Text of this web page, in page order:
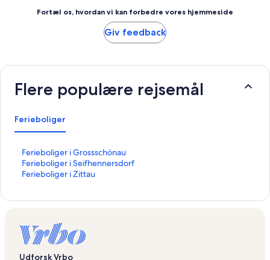
Fortæl os, hvordan vi kan forbedre vores hjemmeside
Giv feedback
Flere populære rejsemål
Ferieboliger
Ferieboliger i Grossschönau
L
i
n
e
r
Ferieboliger i Seifhennersdorf
L
i
n
e
Ferieboliger i Zittau
L
b
n
Udforsk Vrbo